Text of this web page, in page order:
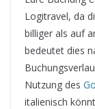
Logitravel, da
billiger als auf
bedeutet dies
Nutzung des
italienisch